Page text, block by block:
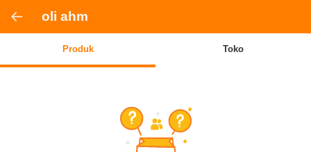
oli ahm
Produk Toko